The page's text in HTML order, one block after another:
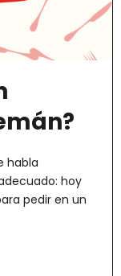
habla
hoy
pedir en un